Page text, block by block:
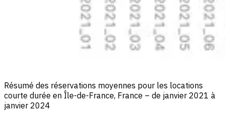
Résumé des réservations moyennes pour les locations
courte durée en Île-de-France, France – de janvier 2021 à
janvier 2024